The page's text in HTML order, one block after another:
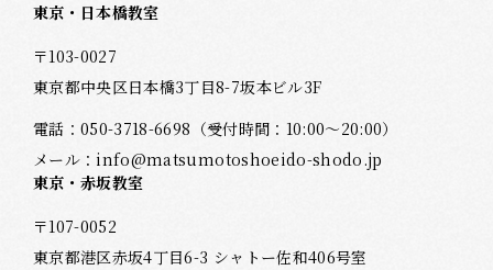
東京・日本橋教室
〒103-0027
東京都中央区日本橋3丁目8-7坂本ビル3F
電話：050-3718-6698 （受付時間：10:00～20:00）
メール： info@matsumotoshoeido-shodo.jp
東京・赤坂教室
〒107-0052
東京都港区赤坂4丁目6-3 シャトー佐和406号室